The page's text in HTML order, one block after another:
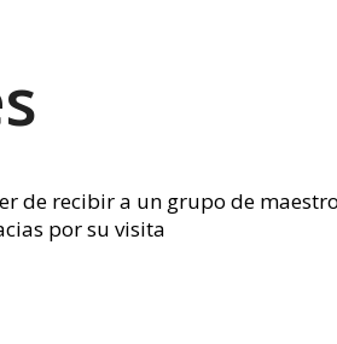
de recibir a un grupo de
por su visita